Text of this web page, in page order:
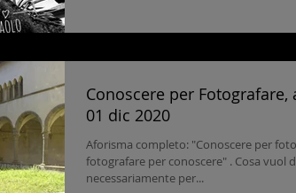
Conoscere per Fotografare,
01 dic 2020
Aforisma completo: "Conoscere per
fotografare per conoscere" . Cosa vuol
necessariamente per...